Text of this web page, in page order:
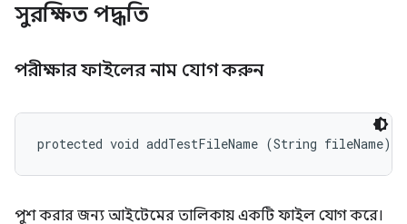
সুরক্ষিত পদ্ধতি
পরীক্ষার ফাইলের নাম যোগ করুন
protected void addTestFileName (String fileName)
পুশ করার জন্য আইটেমের তালিকায় একটি ফাইল যোগ করে।